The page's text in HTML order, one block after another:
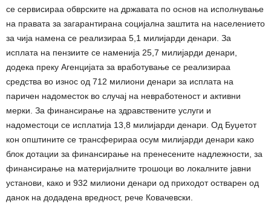
се сервисираа обврските на државата по основ на исполнување
на правата за загарантирана социјална заштита на населението
за чија намена се реализираа 5,1 милијарди денари. За
исплата на пензиите се наменија 25,7 милијарди денари,
додека преку Агенцијата за вработување се реализираа
средства во износ од 712 милиони денари за исплата на
паричен надоместок во случај на невработеност и активни
мерки. За финансирање на здравствените услуги и
надоместоци се исплатија 13,8 милијарди денари. Од Буџетот
кон општините се трансферираа осум милијарди денари како
блок дотации за финансирање на пренесените надлежности, за
финансирање на материјалните трошоци во локалните јавни
установи, како и 932 милиони денари од приходот остварен од
данок на додадена вредност, рече Ковачевски.